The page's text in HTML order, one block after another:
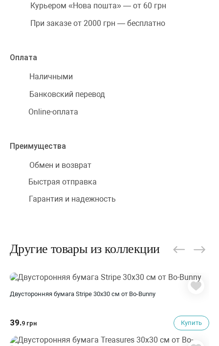
Курьером «Нова пошта» — от 60 грн
При заказе от 2000 грн — бесплатно
Оплата
Наличными
Банковский перевод
Online-оплата
Преимущества
Обмен и возврат
Быстрая отправка
Гарантия и надежность
Другие товары из коллекции
Двусторонняя бумага Stripe 30х30 см от Bo-Bunny
39.9 грн Купить